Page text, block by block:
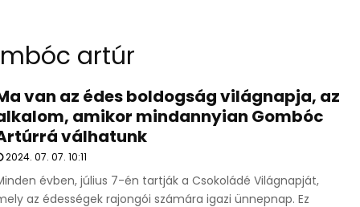
artúr
van az édes boldogság világnapja, az
amikor mindannyian Gombóc
válhatunk
2024. 07. 07. 10:11
évben, július 7-én tartják a Csokoládé Világnapját,
az édességek rajongói számára igazi ünnepnap. Ez